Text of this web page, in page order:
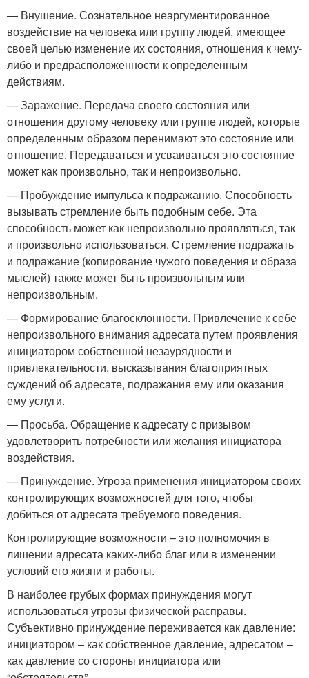
— Внушение. Сознательное неаргументированное
воздействие на человека или группу людей, имеющее
своей целью изменение их состояния, отношения к чему-
либо и предрасположенности к определенным
действиям.
— Заражение. Передача своего состояния или
отношения другому человеку или группе людей, которые
определенным образом перенимают это состояние или
отношение. Передаваться и усваиваться это состояние
может как произвольно, так и непроизвольно.
— Пробуждение импульса к подражанию. Способность
вызывать стремление быть подобным себе. Эта
способность может как непроизвольно проявляться, так
и произвольно использоваться. Стремление подражать
и подражание (копирование чужого поведения и образа
мыслей) также может быть произвольным или
непроизвольным.
— Формирование благосклонности. Привлечение к себе
непроизвольного внимания адресата путем проявления
инициатором собственной незаурядности и
привлекательности, высказывания благоприятных
суждений об адресате, подражания ему или оказания
ему услуги.
— Просьба. Обращение к адресату с призывом
удовлетворить потребности или желания инициатора
воздействия.
— Принуждение. Угроза применения инициатором своих
контролирующих возможностей для того, чтобы
добиться от адресата требуемого поведения.
Контролирующие возможности – это полномочия в
лишении адресата каких-либо благ или в изменении
условий его жизни и работы.
В наиболее грубых формах принуждения могут
использоваться угрозы физической расправы.
Субъективно принуждение переживается как давление:
инициатором – как собственное давление, адресатом –
как давление со стороны инициатора или